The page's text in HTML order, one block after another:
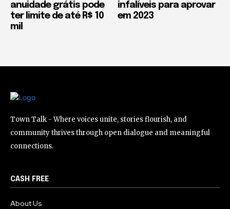
anuidade grátis pode
ter limite de até R$ 10
mil
infalíveis para aprovar
em 2023
Town Talk - Where voices unite, stories flourish, and
community thrives through open dialogue and meaningful
connections.
CASH FREE
About Us